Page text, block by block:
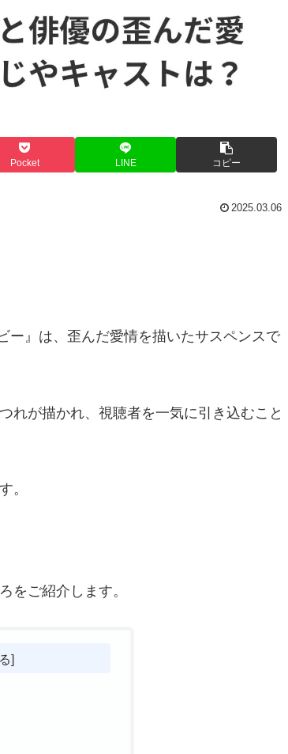
Pocket LINE コピー
2025.03.06
ー』は、歪んだ愛情を描いたサスペンスで
れが描かれ、視聴者を一気に引き込むこと
。
をご紹介します。